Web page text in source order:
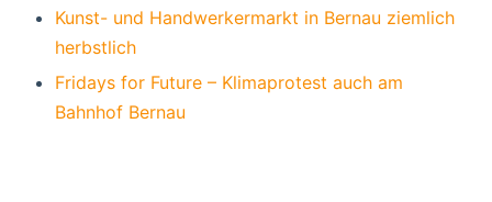
Kunst- und Handwerkermarkt in Bernau ziemlich
herbstlich
Fridays for Future – Klimaprotest auch am
Bahnhof Bernau